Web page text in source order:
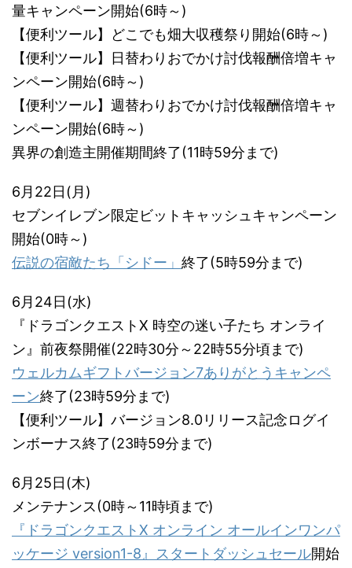
量キャンペーン開始(6時～)
【便利ツール】どこでも畑大収穫祭り開始(6時～)
【便利ツール】日替わりおでかけ討伐報酬倍増キャ
ンペーン開始(6時～)
【便利ツール】週替わりおでかけ討伐報酬倍増キャ
ンペーン開始(6時～)
異界の創造主開催期間終了(11時59分まで)
6月22日(月)
セブンイレブン限定ビットキャッシュキャンペーン
開始(0時～)
伝説の宿敵たち「シドー」 終了(5時59分まで)
6月24日(水)
『ドラゴンクエストX 時空の迷い子たち オンライ
ン』前夜祭開催(22時30分～22時55分頃まで)
ウェルカムギフトバージョン7ありがとうキャンペ
ーン終了(23時59分まで)
【便利ツール】バージョン8.0リリース記念ログイ
ンボーナス終了(23時59分まで)
6月25日(木)
メンテナンス(0時～11時頃まで)
『ドラゴンクエストX オンライン オールインワンパ
ッケージ version1-8』スタートダッシュセール開始